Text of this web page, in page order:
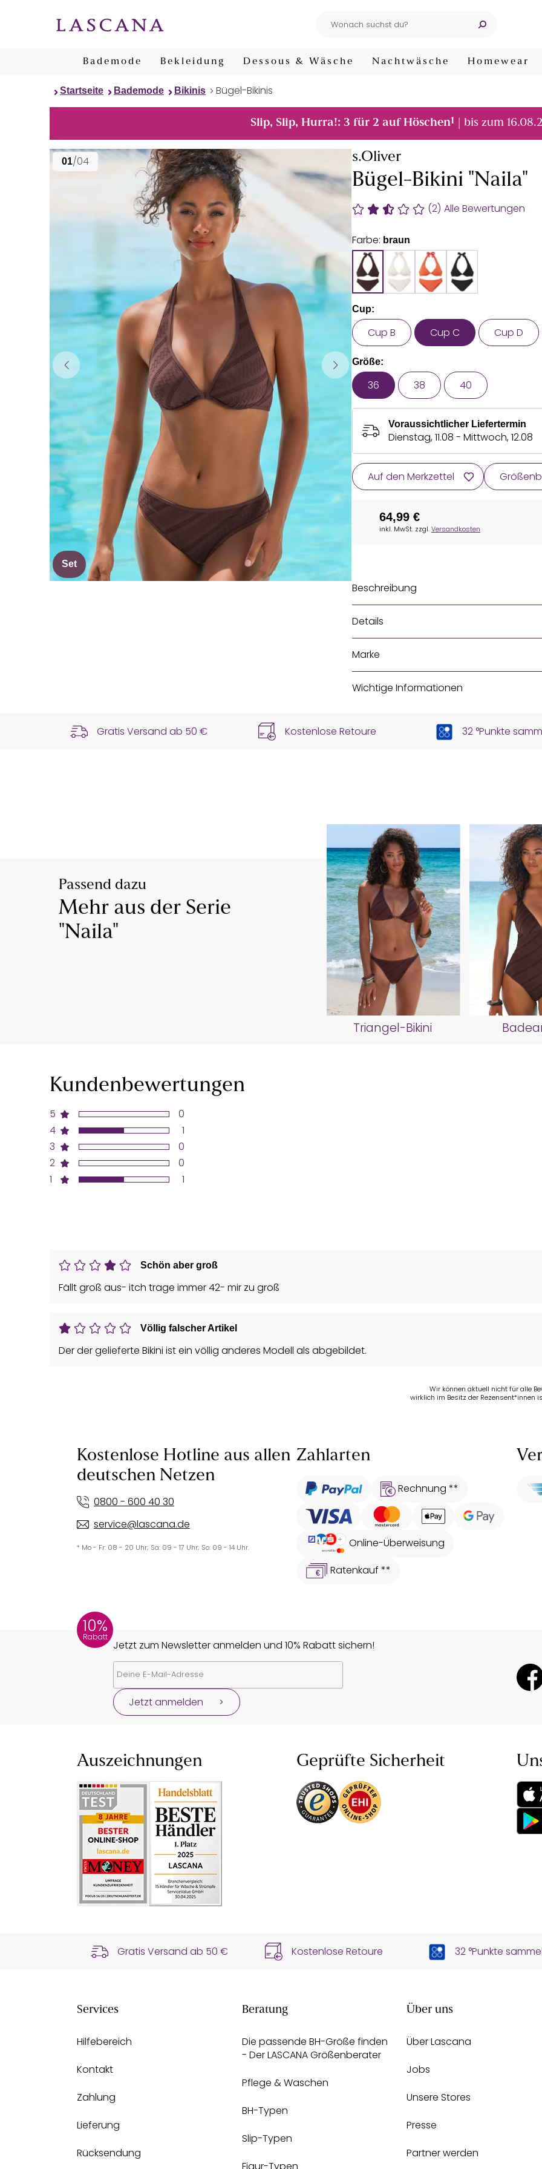
Bademode Bekleidung Dessous & Wäsche Nachtwäsche Homewear
Startseite Bademode Bikinis Bügel-Bikinis
Slip, Slip, Hurra!: 3 für 2 auf Höschen1 | bis zum
01/04
Set
s.Oliver
Bügel-Bikini "Naila"
(2) Alle Bewertungen
Farbe: braun
Cup:
Cup B Cup C Cup D
Größe:
36 38 40
Voraussichtlicher Liefertermin
Dienstag, 11.08 - Mittwoch, 12.08
Auf den Merkzettel
64,99 €
inkl. MwSt. zzgl.Versandkosten
Beschreibung
Details
Marke
Wichtige Informationen
Gratis Versand ab 50 € Kostenlose Retoure 32 °Punkte
Passend dazu
Mehr aus der Serie
"Naila"
Triangel-Bikini
Kundenbewertungen
5
4
3
2
1
0
1
0
0
1
Schön aber groß
Fällt groß aus- itch trage immer 42- mir zu groß
Völlig falscher Artikel
Der der gelieferte Bikini ist ein völlig anderes Modell als abgebildet.
Wir können aktuell nicht für alle
wirklich im Besitz der Rezensent*innen
Kostenlose Hotline aus allen
deutschen Netzen
0800 - 600 40 30
service@lascana.de
* Mo - Fr: 08 - 20 Uhr; Sa: 09 - 17 Uhr; So: 09 - 14 Uhr.
Zahlarten
Rechnung **
Online-Überweisung
Ratenkauf **
10%
Rabatt
Jetzt zum Newsletter anmelden und 10% Rabatt sichern!
Jetzt anmelden
Auszeichnungen Geprüfte Sicherheit
Gratis Versand ab 50 € Kostenlose Retoure 32 °Punkte
Services
Hilfebereich
Kontakt
Zahlung
Lieferung
Rücksendung
Beratung
Die passende BH-Größe finden
- Der LASCANA Größenberater
Pflege & Waschen
BH-Typen
Slip-Typen
Über uns
Über Lascana
Jobs
Unsere Stores
Presse
Partner werden